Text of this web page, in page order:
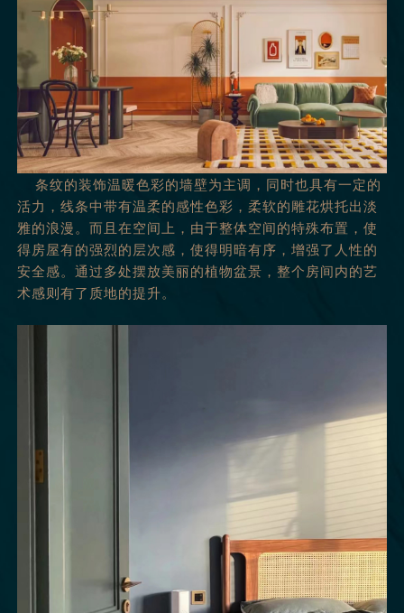
条纹的装饰温暖色彩的墙壁为主调，同时也具有一定的
活力，线条中带有温柔的感性色彩，柔软的雕花烘托出淡
雅的浪漫。而且在空间上，由于整体空间的特殊布置，使
得房屋有的强烈的层次感，使得明暗有序，增强了人性的
安全感。通过多处摆放美丽的植物盆景，整个房间内的艺
术感则有了质地的提升。